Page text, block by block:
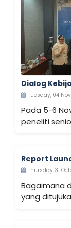
Dialog
Tuesday, 04
Pada 5-6
peneliti
Report
Thursday, 31
Bagaimana
yang